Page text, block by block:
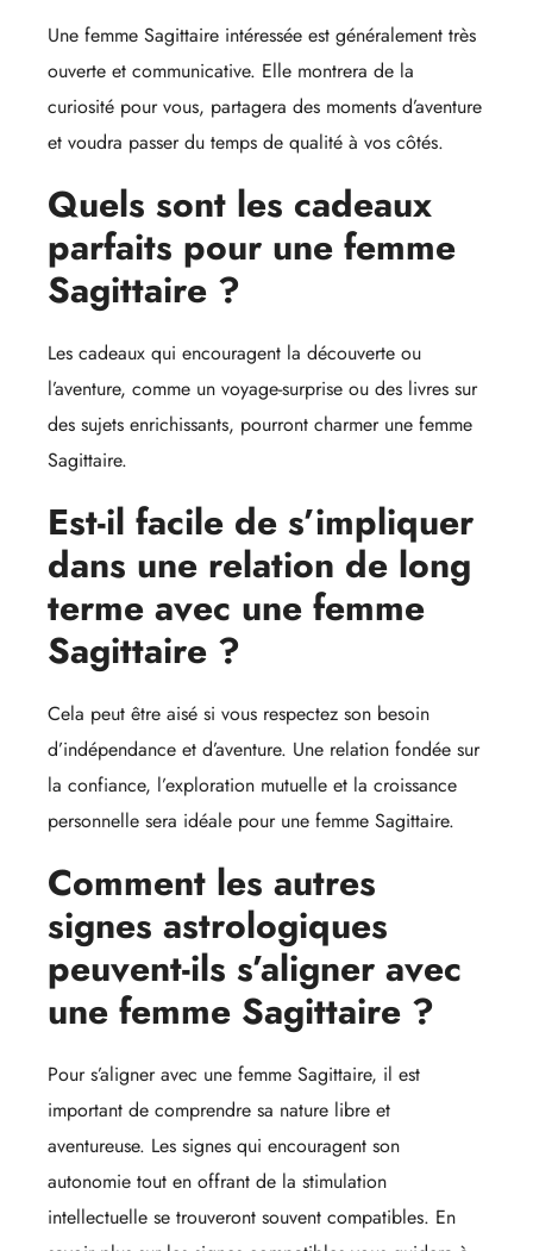
Une femme Sagittaire intéressée est généralement très
ouverte et communicative. Elle montrera de la
curiosité pour vous, partagera des moments d’aventure
et voudra passer du temps de qualité à vos côtés.
Quels sont les cadeaux
parfaits pour une femme
Sagittaire ?
Les cadeaux qui encouragent la découverte ou
l’aventure, comme un voyage-surprise ou des livres sur
des sujets enrichissants, pourront charmer une femme
Sagittaire.
Est-il facile de s’impliquer
dans une relation de long
terme avec une femme
Sagittaire ?
Cela peut être aisé si vous respectez son besoin
d’indépendance et d’aventure. Une relation fondée sur
la confiance, l’exploration mutuelle et la croissance
personnelle sera idéale pour une femme Sagittaire.
Comment les autres
signes astrologiques
peuvent-ils s’aligner avec
une femme Sagittaire ?
Pour s’aligner avec une femme Sagittaire, il est
important de comprendre sa nature libre et
aventureuse. Les signes qui encouragent son
autonomie tout en offrant de la stimulation
intellectuelle se trouveront souvent compatibles. En